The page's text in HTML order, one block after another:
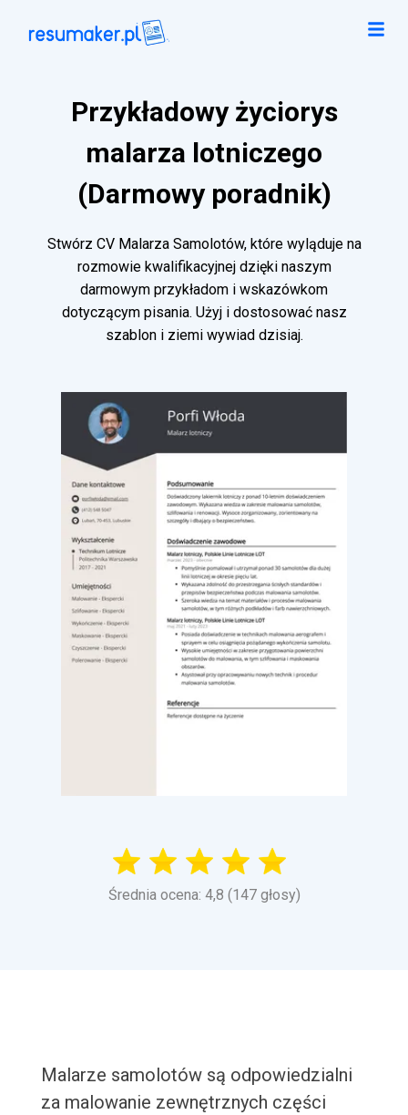
Przykładowy życiorys
malarza lotniczego
(Darmowy poradnik)
Stwórz CV Malarza Samolotów, które wyląduje na
rozmowie kwalifikacyjnej dzięki naszym
darmowym przykładom i wskazówkom
dotyczącym pisania. Użyj i dostosować nasz
szablon i ziemi wywiad dzisiaj.
Średnia ocena: 4,8 (147 głosy)
Malarze samolotów są odpowiedzialni
za malowanie zewnętrznych części